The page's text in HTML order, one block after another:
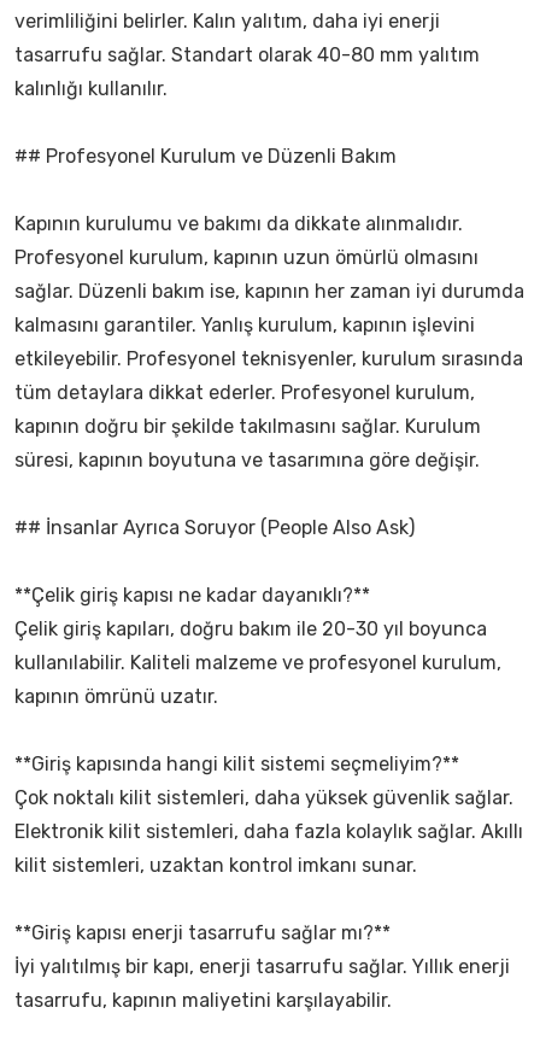
verimliliğini belirler. Kalın yalıtım, daha iyi enerji
tasarrufu sağlar. Standart olarak 40-80 mm yalıtım
kalınlığı kullanılır.
## Profesyonel Kurulum ve Düzenli Bakım
Kapının kurulumu ve bakımı da dikkate alınmalıdır.
Profesyonel kurulum, kapının uzun ömürlü olmasını
sağlar. Düzenli bakım ise, kapının her zaman iyi durumda
kalmasını garantiler. Yanlış kurulum, kapının işlevini
etkileyebilir. Profesyonel teknisyenler, kurulum sırasında
tüm detaylara dikkat ederler. Profesyonel kurulum,
kapının doğru bir şekilde takılmasını sağlar. Kurulum
süresi, kapının boyutuna ve tasarımına göre değişir.
## İnsanlar Ayrıca Soruyor (People Also Ask)
**Çelik giriş kapısı ne kadar dayanıklı?**
Çelik giriş kapıları, doğru bakım ile 20-30 yıl boyunca
kullanılabilir. Kaliteli malzeme ve profesyonel kurulum,
kapının ömrünü uzatır.
**Giriş kapısında hangi kilit sistemi seçmeliyim?**
Çok noktalı kilit sistemleri, daha yüksek güvenlik sağlar.
Elektronik kilit sistemleri, daha fazla kolaylık sağlar. Akıllı
kilit sistemleri, uzaktan kontrol imkanı sunar.
**Giriş kapısı enerji tasarrufu sağlar mı?**
İyi yalıtılmış bir kapı, enerji tasarrufu sağlar. Yıllık enerji
tasarrufu, kapının maliyetini karşılayabilir.